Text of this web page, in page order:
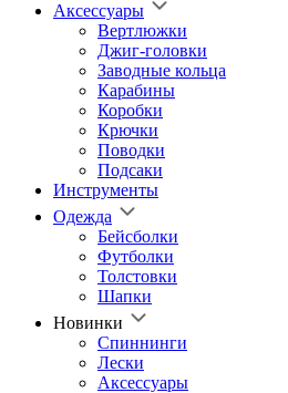
Аксессуары
Вертлюжки
Джиг-головки
Заводные кольца
Карабины
Коробки
Крючки
Поводки
Подсаки
Инструменты
Одежда
Бейсболки
Футболки
Толстовки
Шапки
Новинки
Спиннинги
Лески
Аксессуары